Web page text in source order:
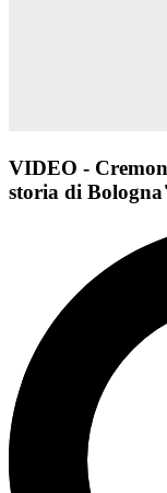
VIDEO -
storia di